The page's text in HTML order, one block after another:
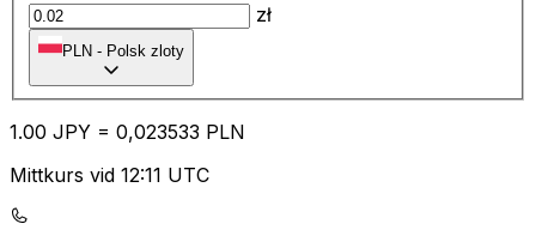
zł
PLN - Polsk zloty
1.00 JPY = 0,023533 PLN
Mittkurs vid 12:11 UTC